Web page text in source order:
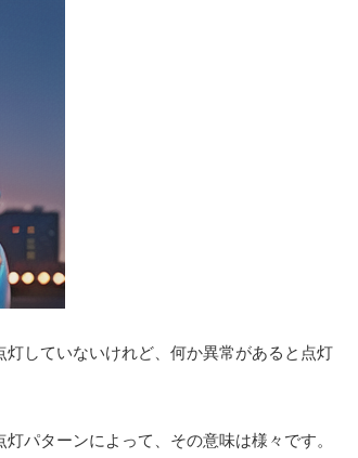
していないけれど、何か異常があると点灯
パターンによって、その意味は様々です。